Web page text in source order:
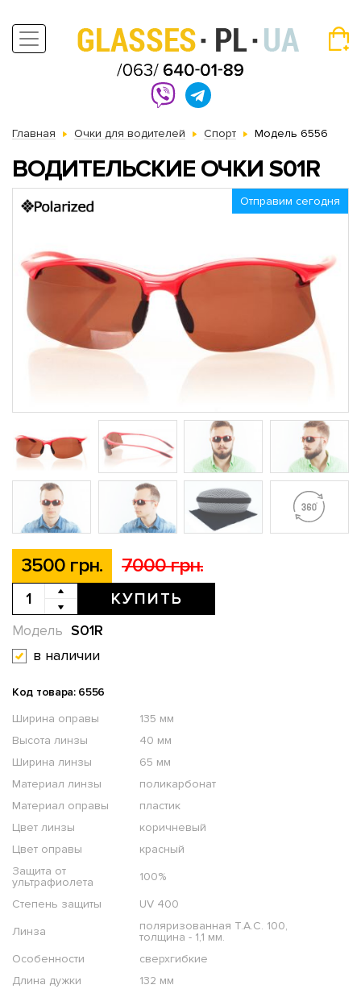
Главная Очки для водителей Спорт Модель 6556
ВОДИТЕЛЬСКИЕ ОЧКИ S01R
Отправим сегодня
3500 грн. 7000 грн.
КУПИТЬ
S01R
Модель
в наличии
Код товара: 6556
Ширина оправы
135 мм
Высота линзы
40 мм
Ширина линзы
65 мм
Материал линзы
поликарбонат
Материал оправы
пластик
Цвет линзы
коричневый
Цвет оправы
красный
Защита от
ультрафиолета
100%
Степень защиты
UV 400
Линза
поляризованная T.A.C. 100,
толщина - 1,1 мм.
Особенности
сверхгибкие
Длина дужки
132 мм